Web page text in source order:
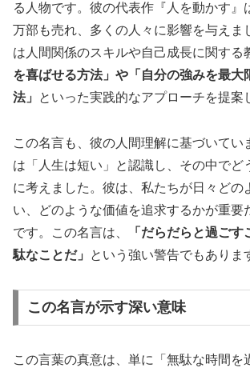
る人物です。彼の代表作『人を動かす』
万部も売れ、多くの人々に影響を与えま
は人間関係のスキルや自己成長に関する
を喜ばせる方法」や「自分の強みを最大
法」
といった実践的なアプローチを提案
この名言も、彼の人間理解に基づいてい
は「人生は短い」と認識し、その中でど
に考えました。彼は、私たちが日々どの
い、どのような価値を追求するかが重要
です。この名言は、
「だらだらと過ご
駄なことだ」
という強い警告でもありま
この名言が示す深い意味
この言葉の真意は、単に「無駄な時間を